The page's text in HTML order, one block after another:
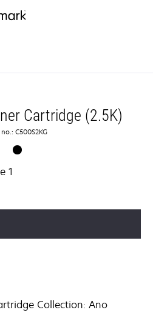
Cartridge (2.5K)
C500S2KG
Collection: Ano